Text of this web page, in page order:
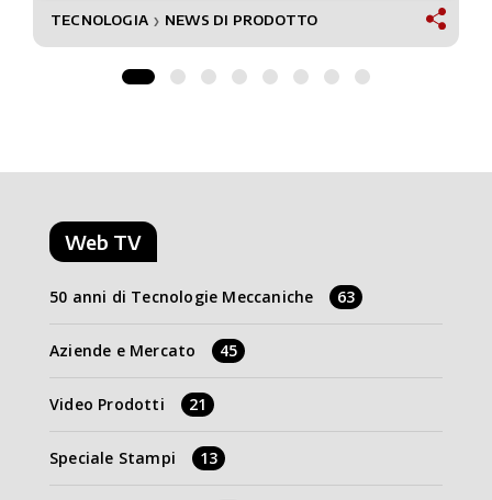
TECNOLOGIA ❯ NEWS DI PRODOTTO
Web TV
50 anni di Tecnologie Meccaniche 63
Aziende e Mercato 45
Video Prodotti 21
Speciale Stampi 13